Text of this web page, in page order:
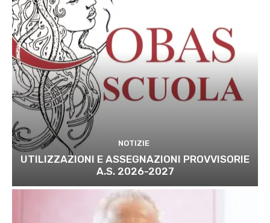
NOTIZIE
UTILIZZAZIONI E ASSEGNAZIONI PROVVISORIE
A.S. 2026-2027